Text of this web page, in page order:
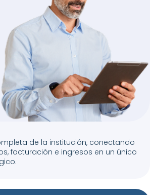
de la institución, conectando
facturación e ingresos en un único